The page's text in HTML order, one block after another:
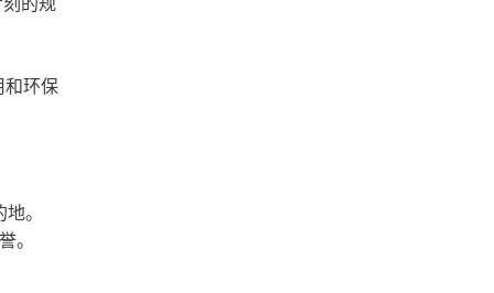
和环保
。
。